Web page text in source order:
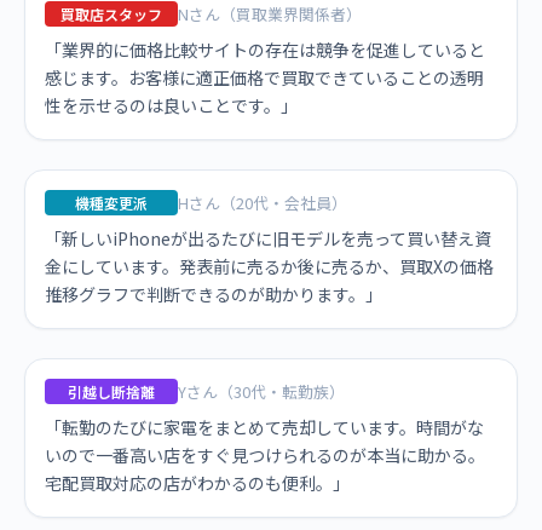
買取店スタッフ Nさん（買取業界関係者）
「業界的に価格比較サイトの存在は競争を促進していると
感じます。お客様に適正価格で買取できていることの透明
性を示せるのは良いことです。」
機種変更派 Hさん（20代・会社員）
「新しいiPhoneが出るたびに旧モデルを売って買い替え資
金にしています。発表前に売るか後に売るか、買取Xの価格
推移グラフで判断できるのが助かります。」
引越し断捨離 Yさん（30代・転勤族）
「転勤のたびに家電をまとめて売却しています。時間がな
いので一番高い店をすぐ見つけられるのが本当に助かる。
宅配買取対応の店がわかるのも便利。」